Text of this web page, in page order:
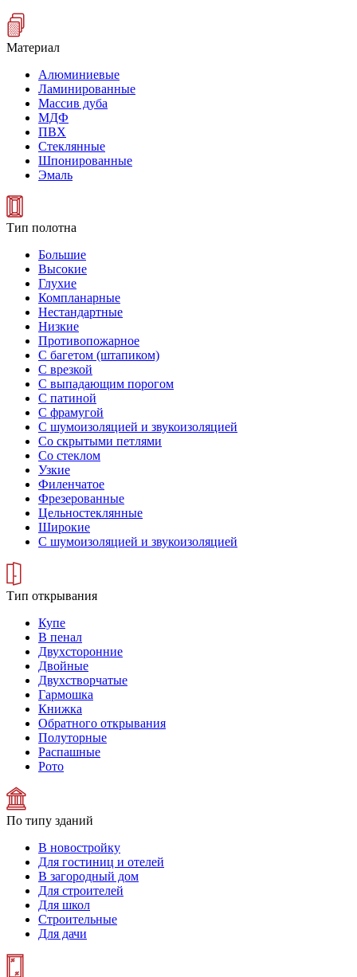
Материал
Алюминиевые
Ламинированные
Массив дуба
МДФ
ПВХ
Стеклянные
Шпонированные
Эмаль
Тип полотна
Большие
Высокие
Глухие
Компланарные
Нестандартные
Низкие
Противопожарное
С багетом (штапиком)
С врезкой
С выпадающим порогом
С патиной
С фрамугой
С шумоизоляцией и звукоизоляцией
Со скрытыми петлями
Со стеклом
Узкие
Филенчатое
Фрезерованные
Цельностеклянные
Широкие
С шумоизоляцией и звукоизоляцией
Тип открывания
Купе
В пенал
Двухсторонние
Двойные
Двухстворчатые
Гармошка
Книжка
Обратного открывания
Полуторные
Распашные
Рото
По типу зданий
В новостройку
Для гостиниц и отелей
В загородный дом
Для строителей
Для школ
Строительные
Для дачи